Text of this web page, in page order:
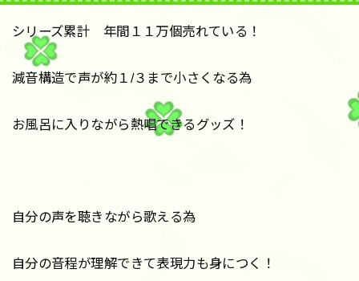
シリーズ累計 年間１１万個売れている！
減音構造で声が約１/３まで小さくなる為
お風呂に入りながら熱唱できるグッズ！
自分の声を聴きながら歌える為
自分の音程が理解できて表現力も身につく！